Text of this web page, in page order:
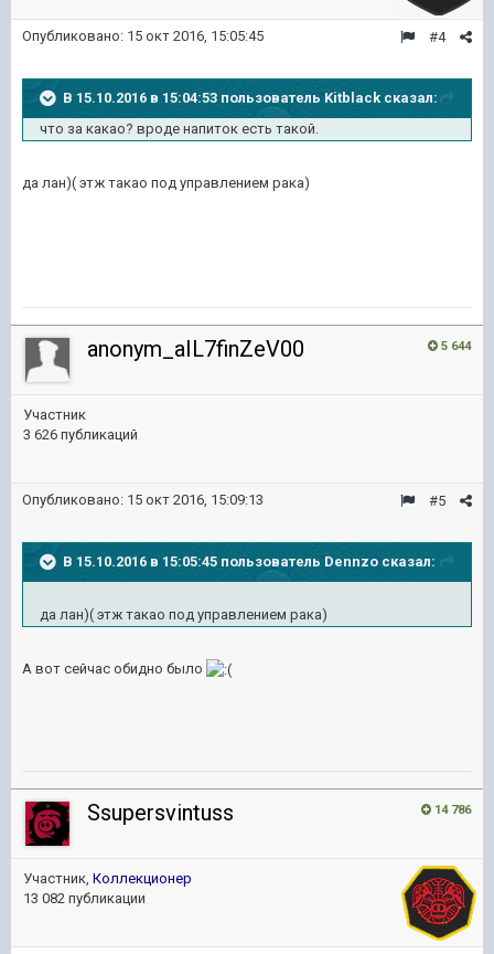
#4
Опубликовано: 15 окт 2016, 15:05:45
В 15.10.2016 в 15:04:53 пользователь Kitblack сказал:
что за какао? вроде напиток есть такой.
да лан)( этж такао под управлением рака)
5 644
anonym_aIL7finZeV00
Участник
3 626 публикаций
#5
Опубликовано: 15 окт 2016, 15:09:13
В 15.10.2016 в 15:05:45 пользователь Dennzo сказал:
да лан)( этж такао под управлением рака)
А вот сейчас обидно было
14 786
Ssupersvintuss
Участник, Коллекционер
13 082 публикации